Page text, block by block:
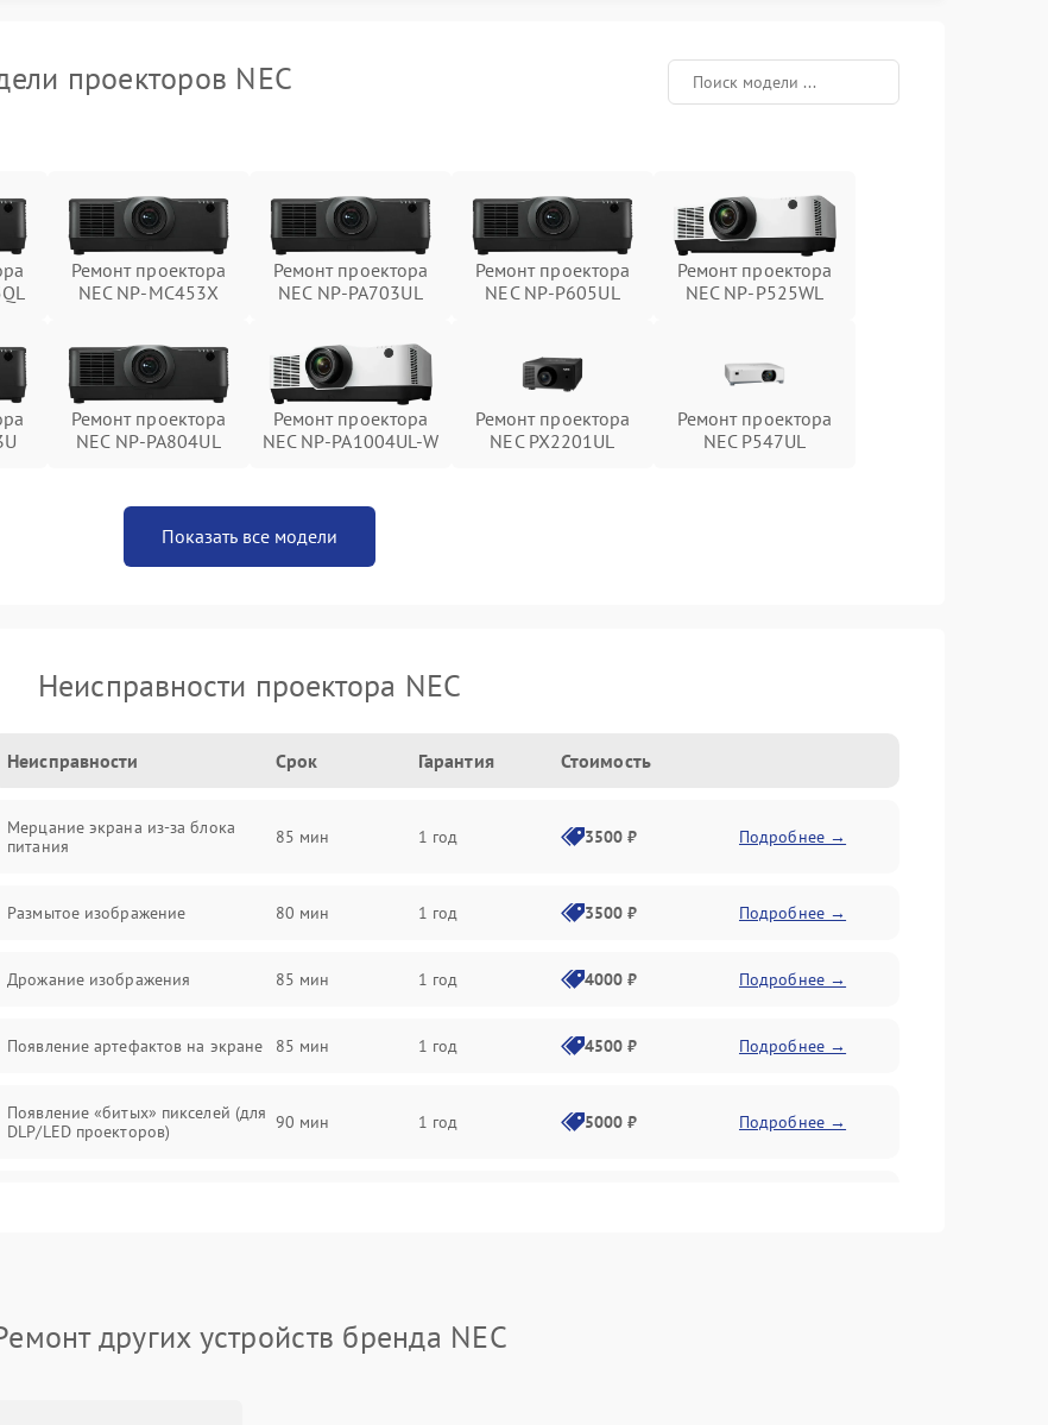
проекторов NEC
Ремонт проектора
NEC NP-MC453X
Ремонт проектора
NEC NP-PA703UL
Ремонт проектора
NEC NP-P605UL
Ремонт проектора
NEC NP-P525WL
Ремонт проектора
NEC NP-PA804UL
Ремонт проектора
NEC NP-PA1004UL-W
Ремонт проектора
NEC PX2201UL
Ремонт проектора
NEC P547UL
Показать все модели
Неисправности проектора NEC
Неисправности Срок Гарантия Стоимость
Мерцание экрана из-за блока
питания
85 мин 1 год 3500 ₽ Подробнее →
Размытое изображение 80 мин 1 год 3500 ₽ Подробнее →
Дрожание изображения 85 мин 1 год 4000 ₽ Подробнее →
Появление артефактов на экране 85 мин 1 год 4500 ₽ Подробнее →
Появление «битых» пикселей (для
DLP/LED проекторов)
90 мин 1 год 5000 ₽ Подробнее →
других устройств бренда NEC